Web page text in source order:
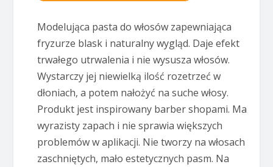
Modelująca pasta do włosów zapewniająca
fryzurze blask i naturalny wygląd. Daje efekt
trwałego utrwalenia i nie wysusza włosów.
Wystarczy jej niewielką ilość rozetrzeć w
dłoniach, a potem nałożyć na suche włosy.
Produkt jest inspirowany barber shopami. Ma
wyrazisty zapach i nie sprawia większych
problemów w aplikacji. Nie tworzy na włosach
zaschniętych, mało estetycznych pasm. Na